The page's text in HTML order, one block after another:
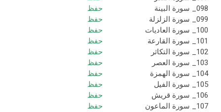
098_ سورة البينة
حفظ
099_ سورة الزلزلة
حفظ
100_ سورة العاديات
حفظ
101_ سورة القارعة
حفظ
102_ سورة التكاثر
حفظ
103_ سورة العصر
حفظ
104_ سورة الهمزة
حفظ
105_ سورة الفيل
حفظ
106_ سورة قريش
حفظ
107_ سورة الماعون
حفظ